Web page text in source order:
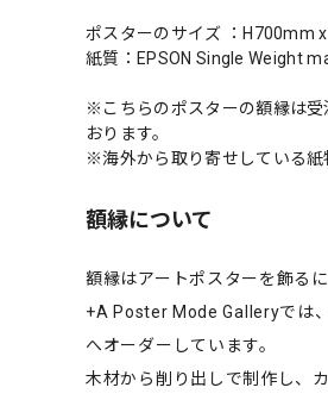
ポスターのサイズ ：H700mm
紙質：EPSON Single Weight
※こちらのポスターの額縁は受
おります。
※海外から取り寄せしている紙
額縁について
額縁はアートポスターを飾る
+A Poster Mode Galleryでは
へオーダーしています。
木材から削り出しで制作し、